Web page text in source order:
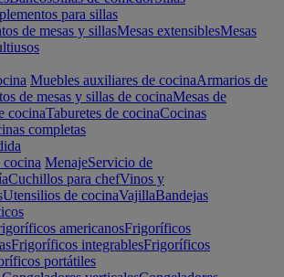
para sillas
de mesas y sillasMesas extensiblesMesas
Muebles auxiliares de cocinaArmarios de
de mesas y sillas de cocinaMesas de
cocinaTaburetes de cocinaCocinas
completas
cocina MenajeServicio de
Cuchillos para chefVinos y
Utensilios de cocinaVajillaBandejas
americanosFrigoríficos
Frigoríficos integrablesFrigoríficos
portátiles